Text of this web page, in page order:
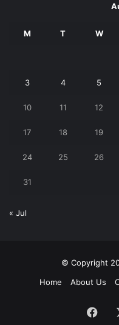
M T W
3 4 5
10 11 12
17 18 19
24 25 26
31
« Jul
© Copyright
Home
About Us